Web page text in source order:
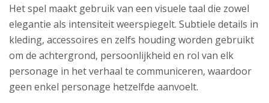
Het spel maakt gebruik van een visuele taal die zowel
elegantie als intensiteit weerspiegelt. Subtiele details in
kleding, accessoires en zelfs houding worden gebruikt
om de achtergrond, persoonlijkheid en rol van elk
personage in het verhaal te communiceren, waardoor
geen enkel personage hetzelfde aanvoelt.